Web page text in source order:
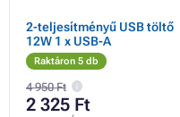
2-teljesítményű USB töltő
12W 1 x USB-A
Raktáron 5 db
4 950 Ft
2 325 Ft